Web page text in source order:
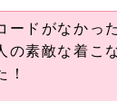
ードがなかっ
の素敵な着こ
！